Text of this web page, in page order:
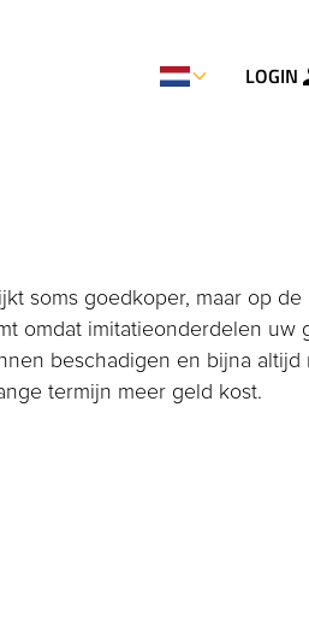
LOGIN
soms goedkoper, maar op de
omdat imitatieonderdelen uw
beschadigen en bijna altijd
termijn meer geld kost.